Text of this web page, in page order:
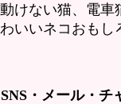
けない猫、電
いいネコおもし
・メール・